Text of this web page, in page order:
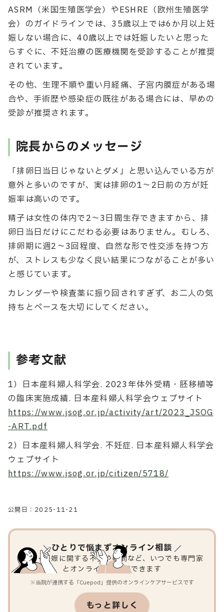
ASRM（米国生殖医学会）やESHRE（欧州生殖医学
会）のガイドラインでは、35歳以上では6か月以上妊
娠しない場合に、40歳以上では妊娠したいと思った
らすぐに、不妊治療の医療機関を受診することが推奨
されています。
その他、生理不順や重い月経痛、子宮内膜症がある場
合や、手術歴や感染症の既往がある場合には、早めの
受診が推奨されます。
院長からのメッセージ
「排卵日当日じゃないとダメ」と思い込んでいる方が
意外と多いのですが、実は排卵の1〜2日前の方が妊
娠率は高いのです。
精子は女性の体内で2〜3日間生存できますから、排
卵日当日だけにこだわる必要はありません。むしろ、
排卵期に週2〜3回程度、自然な形で性交渉を持つ方
が、ストレスも少なく良い結果につながることが多い
と感じています。
カレンダーや検査薬に振り回されすぎず、お二人の気
持ちとペースを大切にしてください。
参考文献
1）日本産科婦人科学会. 2023年体外受精・胚移植等
の臨床実施成績. 日本産科婦人科学会ウェブサイト
https://www.jsog.or.jp/activity/art/2023_JSOG
-ART.pdf
2）日本産科婦人科学会. 不妊症. 日本産科婦人科学会
ウェブサイト
https://www.jsog.or.jp/citizen/5718/
公開日： 2025-11-21
ひとりで悩まずオンライン相談
妊活・妊娠に関する不安や疑問など、いつでも専門家
とオンラインで相談できます
※当院が連携する「Cuepod」提供のオンラインケアサービスです
もっと詳しく